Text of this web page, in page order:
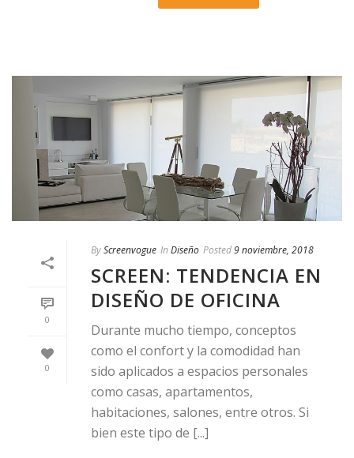
0
0
ByScreenvogue In Diseño Posted9 noviembre, 2018
SCREEN: TENDENCIA EN
DISEÑO DE OFICINA
Durante mucho tiempo, conceptos
como el confort y la comodidad han
sido aplicados a espacios personales
como casas, apartamentos,
habitaciones, salones, entre otros. Si
bien este tipo de [...]